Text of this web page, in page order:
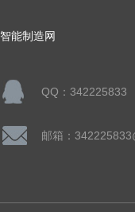
智能制造网
QQ：342225833
邮箱：